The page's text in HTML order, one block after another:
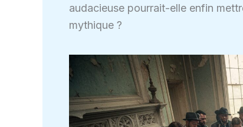
audacieuse pourrait-elle enfin
mythique ?